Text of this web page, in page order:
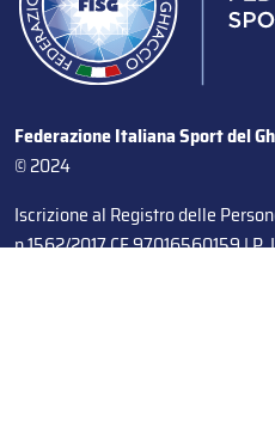
Federazione Italiana Sport del
© 2024
Iscrizione al Registro delle
n.1562/2017 CF 97016560159 |